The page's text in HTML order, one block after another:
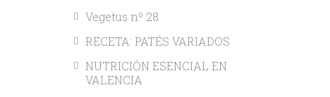
Vegetus nº 28
RECETA: PATÉS VARIADOS
NUTRICIÓN ESENCIAL EN
VALENCIA